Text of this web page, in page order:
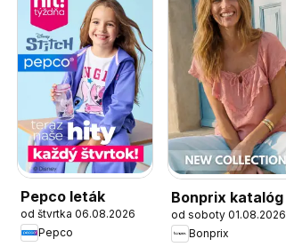
Pepco leták
od štvrtka 06.08.2026
Pepco
Bonprix katalóg
od soboty 01.08.2026
Bonprix